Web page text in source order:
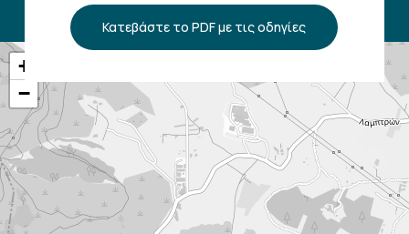
Κατεβάστε το PDF με τις οδηγίες
+
−